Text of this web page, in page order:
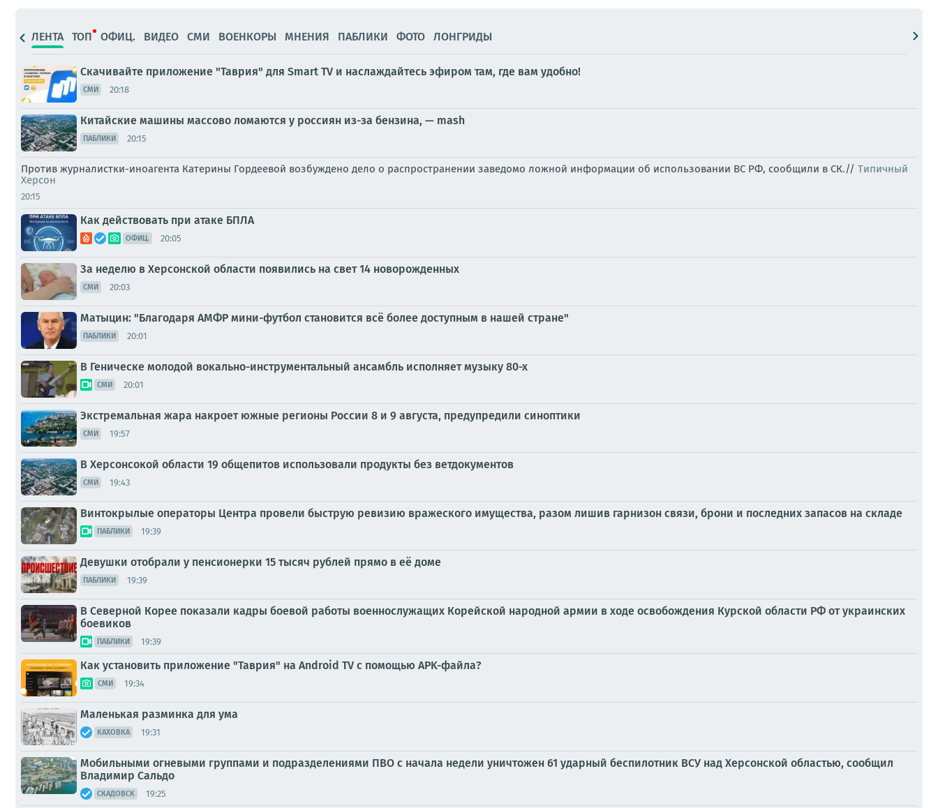
ЛЕНТА ТОП ОФИЦ. ВИДЕО СМИ ВОЕНКОРЫ МНЕНИЯ ПАБЛИКИ ФОТО ЛОНГРИДЫ
Скачивайте приложение "Таврия" для Smart TV и наслаждайтесь эфиром там, где вам удобно!
СМИ 20:18
Китайские машины массово ломаются у россиян из-за бензина, — mash
ПАБЛИКИ 20:15
Против журналистки-иноагента Катерины Гордеевой возбуждено дело о распространении заведомо ложной информации об использовании ВС РФ, сообщили в СК.// Типичный
Херсон
20:15
Как действовать при атаке БПЛА
ОФИЦ. 20:05
За неделю в Херсонской области появились на свет 14 новорожденных
СМИ 20:03
Матыцин: "Благодаря АМФР мини-футбол становится всё более доступным в нашей стране"
ПАБЛИКИ 20:01
В Геническе молодой вокально-инструментальный ансамбль исполняет музыку 80-х
СМИ 20:01
Экстремальная жара накроет южные регионы России 8 и 9 августа, предупредили синоптики
СМИ 19:57
В Херсонсокой области 19 общепитов использовали продукты без ветдокументов
СМИ 19:43
Винтокрылые операторы Центра провели быструю ревизию вражеского имущества, разом лишив гарнизон связи, брони и последних запасов на складе
ПАБЛИКИ 19:39
Девушки отобрали у пенсионерки 15 тысяч рублей прямо в её доме
ПАБЛИКИ 19:39
В Северной Корее показали кадры боевой работы военнослужащих Корейской народной армии в ходе освобождения Курской области РФ от украинских
боевиков
ПАБЛИКИ 19:39
Как установить приложение "Таврия" на Android TV с помощью APK-файла?
СМИ 19:34
Маленькая разминка для ума
КАХОВКА 19:31
Мобильными огневыми группами и подразделениями ПВО с начала недели уничтожен 61 ударный беспилотник ВСУ над Херсонской областью, сообщил
Владимир Сальдо
СКАДОВСК 19:25